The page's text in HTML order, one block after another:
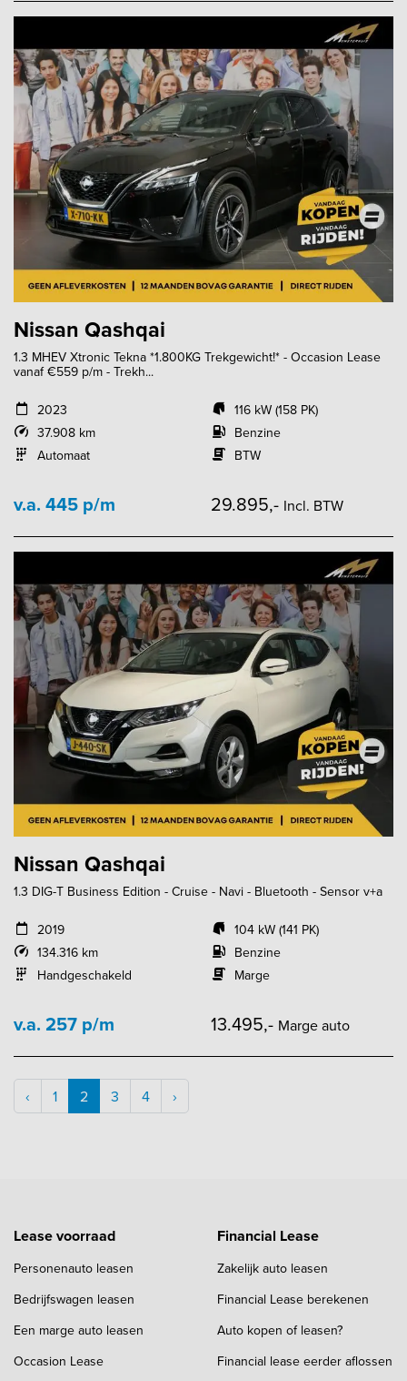
Nissan Qashqai
1.3 MHEV Xtronic Tekna *1.800KG Trekgewicht!* - Occasion Lease
vanaf €559 p/m - Trekh...
2023
37.908 km
Automaat
116 kW (158 PK)
Benzine
BTW
v.a. 445 p/m 29.895,- Incl. BTW
Nissan Qashqai
1.3 DIG-T Business Edition - Cruise - Navi - Bluetooth - Sensor v+a
2019
134.316 km
Handgeschakeld
104 kW (141 PK)
Benzine
Marge
v.a. 257 p/m 13.495,- Marge auto
‹ 1 2 3 4 ›
Lease voorraad
Personenauto leasen
Bedrijfswagen leasen
Een marge auto leasen
Occasion Lease
Financial Lease
Zakelijk auto leasen
Financial Lease berekenen
Auto kopen of leasen?
Financial lease eerder aflossen